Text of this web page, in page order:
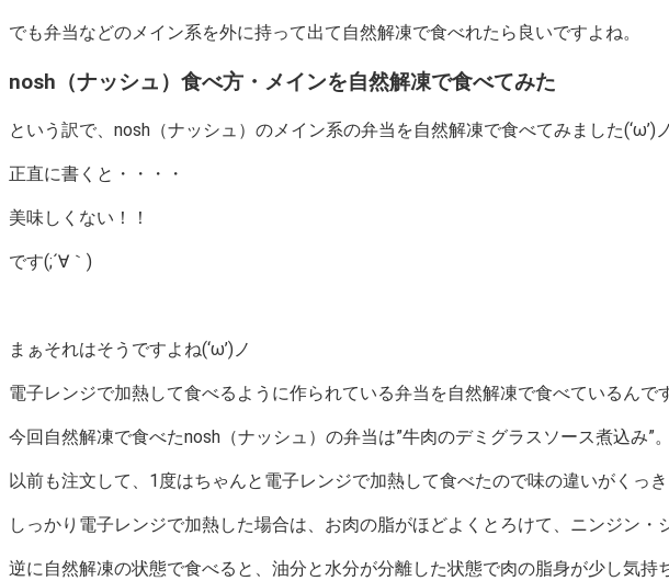
でも弁当などのメイン系を外に持って出て自然解凍で食べれたら良いですよね。
nosh（ナッシュ）食べ方・メインを自然解凍で食べてみた
という訳で、nosh（ナッシュ）のメイン系の弁当を自然解凍で食べてみました(‘ω’)
正直に書くと・・・・
美味しくない！！
です(;´∀｀)
まぁそれはそうですよね(‘ω’)ノ
電子レンジで加熱して食べるように作られている弁当を自然解凍で食べているんで
今回自然解凍で食べたnosh（ナッシュ）の弁当は”牛肉のデミグラスソース煮込み”。
以前も注文して、1度はちゃんと電子レンジで加熱して食べたので味の違いがくっ
しっかり電子レンジで加熱した場合は、お肉の脂がほどよくとろけて、ニンジン・
逆に自然解凍の状態で食べると、油分と水分が分離した状態で肉の脂身が少し気持